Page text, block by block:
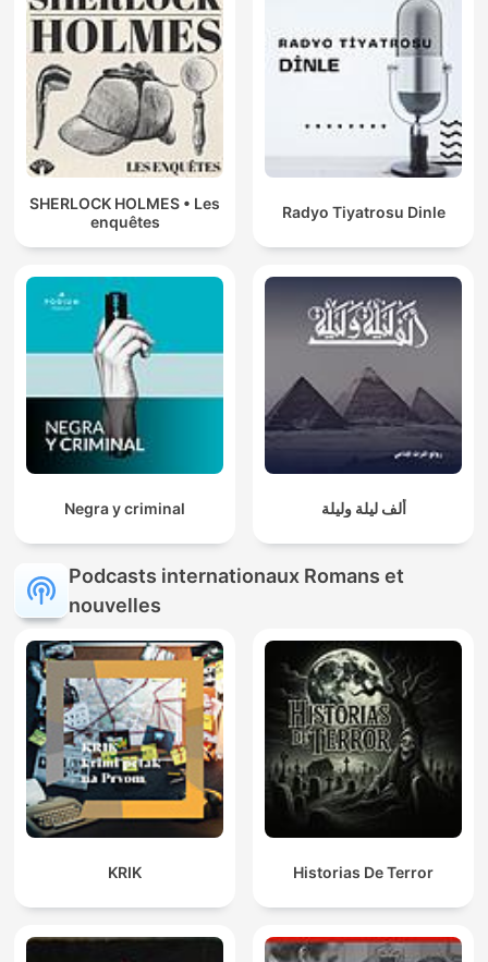
SHERLOCK HOLMES • Les
enquêtes
Radyo Tiyatrosu Dinle
Negra y criminal ألف ليلة وليلة
Podcasts internationaux Romans et
nouvelles
KRIK Historias De Terror